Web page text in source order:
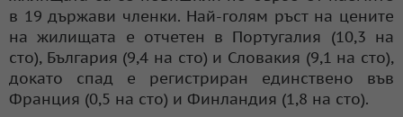
в 19 държави членки. Най-голям ръст на цените
на жилищата е отчетен в Португалия (10,3 на
сто), България (9,4 на сто) и Словакия (9,1 на сто),
докато спад е регистриран единствено във
Франция (0,5 на сто) и Финландия (1,8 на сто).